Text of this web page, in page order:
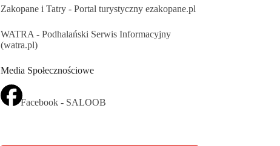
Zakopane i Tatry - Portal turystyczny ezakopane.pl
WATRA - Podhalański Serwis Informacyjny
(watra.pl)
Media Społecznościowe
Facebook - SALOOB